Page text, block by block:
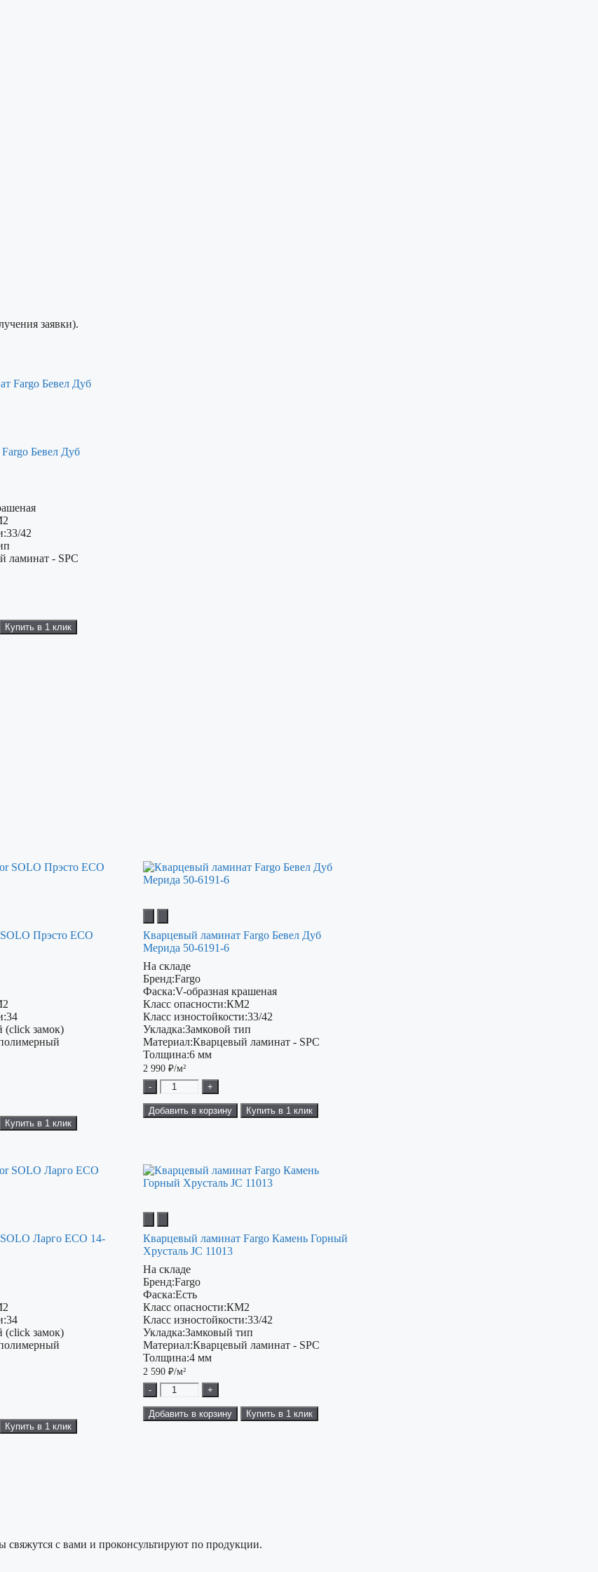
заявки).
Бевел Дуб
33/42
ламинат - SPC
Купить в 1 клик
Прэсто ЕСО
34
замок)
Купить в 1 клик
Кварцевый ламинат Fargo Бевел Дуб
Мерида 50-6191-6
На складе
Бренд:Fargo
Фаска:V-образная крашеная
Класс опасности:КМ2
Класс изностойкости:33/42
Укладка:Замковой тип
Материал:Кварцевый ламинат - SPC
Толщина:6 мм
2 990 ₽/м²
-
+
Добавить в корзину Купить в 1 клик
Ларго ЕСО 14-
34
замок)
Купить в 1 клик
Кварцевый ламинат Fargo Камень Горный
Хрусталь JC 11013
На складе
Бренд:Fargo
Фаска:Есть
Класс опасности:КМ2
Класс изностойкости:33/42
Укладка:Замковый тип
Материал:Кварцевый ламинат - SPC
Толщина:4 мм
2 590 ₽/м²
-
+
Добавить в корзину Купить в 1 клик
с вами и проконсультируют по продукции.